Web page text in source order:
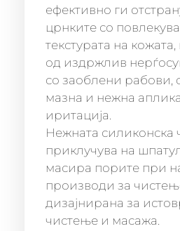
ефективно ги
црнките со
текстурата на
од издржлив
со заоблени рабови,
мазна и нежна
иритација.
Нежната силиконска
приклучува на
масира порите при
производи за
дизајнирана за
чистење и масажа.